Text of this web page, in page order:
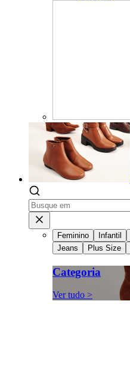
Feminino Infantil
Jeans
Plus Size
Categoria
Ver tudo >